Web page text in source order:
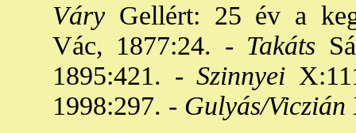
Váry Gellért: 25 év a
Vác, 1877:24. - Takáts
1895:421. - Szinnyei
1998:297. - Gulyás/Viczián